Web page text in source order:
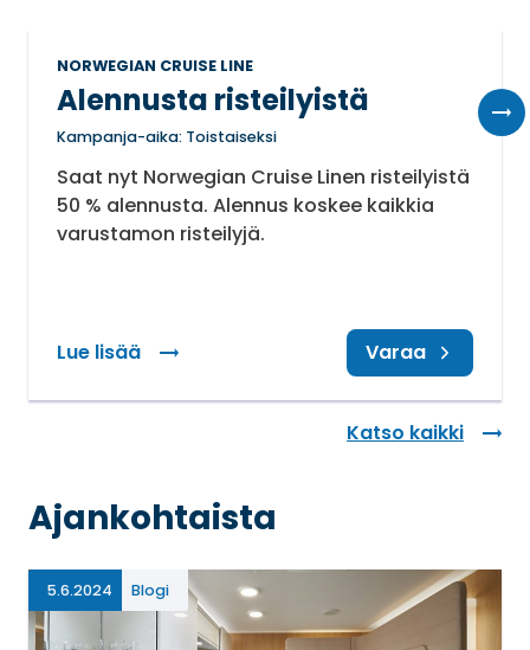
NORWEGIAN CRUISE LINE
Alennusta risteilyistä
Kampanja-aika: Toistaiseksi
Saat nyt Norwegian Cruise Linen risteilyistä
50 % alennusta. Alennus koskee kaikkia
varustamon risteilyjä.
Lue lisää
: Alennusta risteilyistä Varaa
Katso kaikki
Ajankohtaista
5.6.2024 Blogi